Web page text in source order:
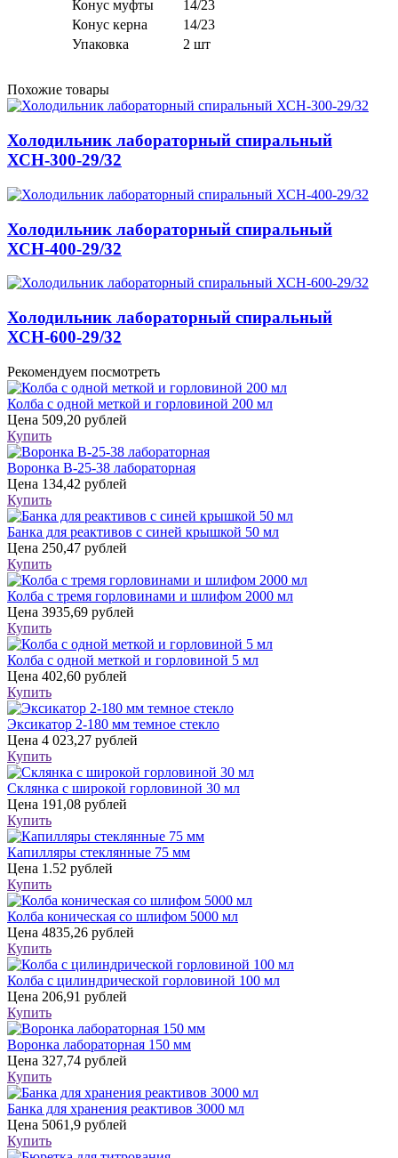
Конус муфты
14/23
Конус керна
14/23
Упаковка
2 шт
Похожие товары
Холодильник лабораторный спиральный
ХСН-300-29/32
Холодильник лабораторный спиральный
ХСН-400-29/32
Холодильник лабораторный спиральный
ХСН-600-29/32
Рекомендуем посмотреть
Колба с одной меткой и горловиной 200 мл
Цена 509,20 рублей
Купить
Воронка В-25-38 лабораторная
Цена 134,42 рублей
Купить
Банка для реактивов с синей крышкой 50 мл
Цена 250,47 рублей
Купить
Колба с тремя горловинами и шлифом 2000 мл
Цена 3935,69 рублей
Купить
Колба с одной меткой и горловиной 5 мл
Цена 402,60 рублей
Купить
Эксикатор 2-180 мм темное стекло
Цена 4 023,27 рублей
Купить
Склянка с широкой горловиной 30 мл
Цена 191,08 рублей
Купить
Капилляры стеклянные 75 мм
Цена 1.52 рублей
Купить
Колба коническая со шлифом 5000 мл
Цена 4835,26 рублей
Купить
Колба с цилиндрической горловиной 100 мл
Цена 206,91 рублей
Купить
Воронка лабораторная 150 мм
Цена 327,74 рублей
Купить
Банка для хранения реактивов 3000 мл
Цена 5061,9 рублей
Купить